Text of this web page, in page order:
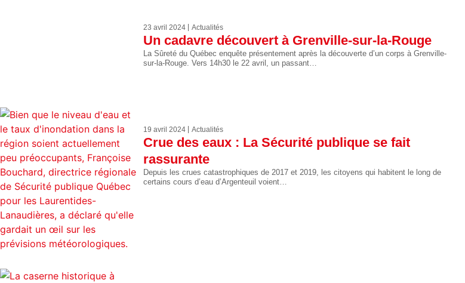
23 avril 2024 Actualités
Un cadavre découvert à Grenville-sur-la-Rouge
La Sûreté du Québec enquête présentement après la découverte d’un corps à Grenville-
sur-la-Rouge. Vers 14h30 le 22 avril, un passant…
19 avril 2024 Actualités
Crue des eaux : La Sécurité publique se fait
rassurante
Depuis les crues catastrophiques de 2017 et 2019, les citoyens qui habitent le long de
certains cours d’eau d’Argenteuil voient…